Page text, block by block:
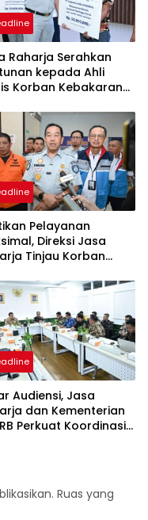
Raharja Serahkan
kepada Ahli
Korban Kebakaran
Pelayanan
Direksi Jasa
Tinjau Korban
II
Audiensi, Jasa
dan Kementerian
Perkuat Koordinasi
Ruas yang